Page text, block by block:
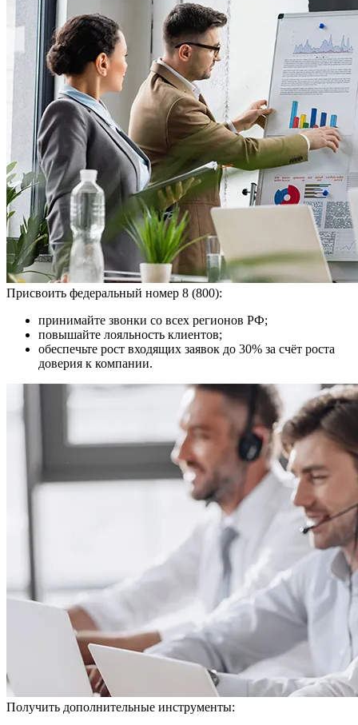
Присвоить федеральный номер 8 (800):
принимайте звонки со всех регионов РФ;
повышайте лояльность клиентов;
обеспечьте рост входящих заявок до 30% за счёт роста
доверия к компании.
Получить дополнительные инструменты: